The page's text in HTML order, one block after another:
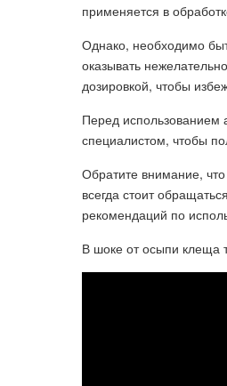
применяется в
Однако, необходимо
оказывать
дозировкой, чтобы
Перед использованием
специалистом, чтобы
Обратите внимание,
всегда стоит
рекомендаций по
В шоке от осыпи клеща